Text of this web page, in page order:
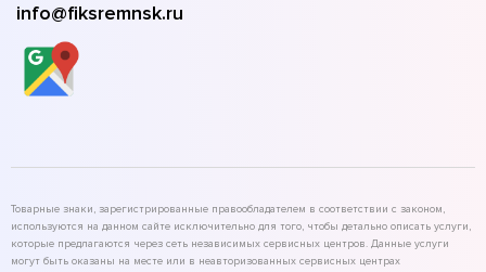
info@fiksremnsk.ru
Товарные знаки, зарегистрированные правообладателем в соответствии с законом,
используются на данном сайте исключительно для того, чтобы детально описать услуги,
которые предлагаются через сеть независимых сервисных центров. Данные услуги
могут быть оказаны на месте или в неавторизованных сервисных центрах